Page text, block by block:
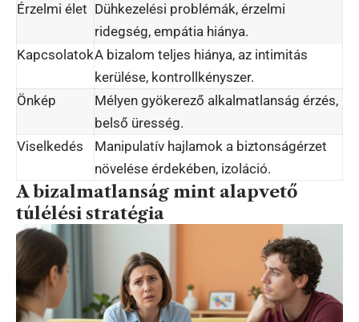
Érzelmi élet Dühkezelési problémák, érzelmi
ridegség, empátia hiánya.
KapcsolatokA bizalom teljes hiánya, az intimitás
kerülése, kontrollkényszer.
Önkép
Mélyen gyökerező alkalmatlanság érzés,
belső üresség.
Viselkedés
Manipulatív hajlamok a biztonságérzet
növelése érdekében, izoláció.
A bizalmatlanság mint alapvető
túlélési stratégia